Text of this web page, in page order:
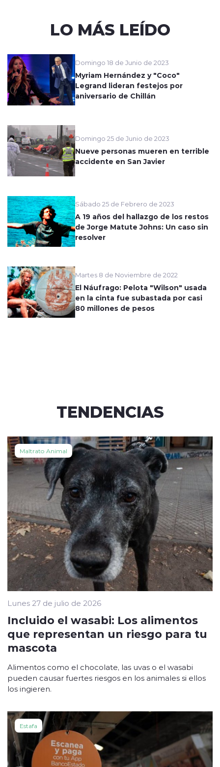
LO MÁS LEÍDO
Domingo 18 de Junio de 2023
Myriam Hernández y "Coco"
Legrand lideran festejos por
aniversario de Chillán
Domingo 25 de Junio de 2023
Nueve personas mueren en terrible
accidente en San Javier
Sábado 25 de Febrero de 2023
A 19 años del hallazgo de los restos
de Jorge Matute Johns: Un caso sin
resolver
Martes 8 de Noviembre de 2022
El Náufrago: Pelota "Wilson" usada
en la cinta fue subastada por casi
80 millones de pesos
TENDENCIAS
Maltrato Animal
Lunes 27 de julio de 2026
Incluido el wasabi: Los alimentos
que representan un riesgo para tu
mascota
Alimentos como el chocolate, las uvas o el wasabi
pueden causar fuertes riesgos en los animales si ellos
los ingieren.
Estafa